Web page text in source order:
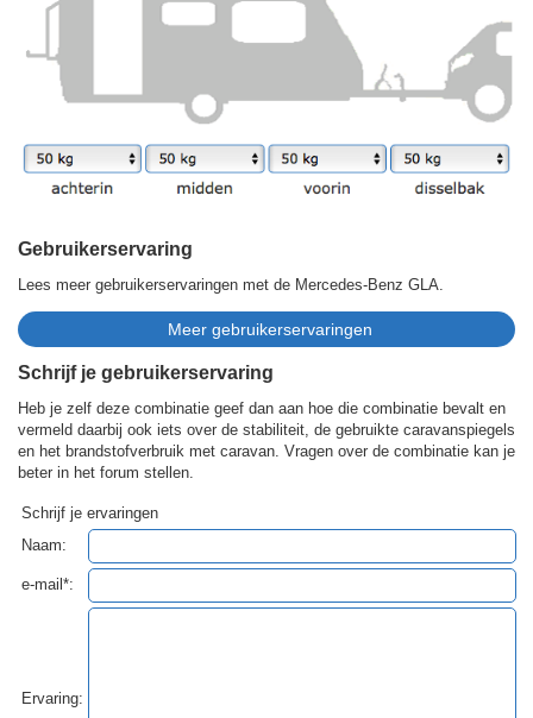
Gebruikerservaring
Lees meer gebruikerservaringen met de Mercedes-Benz GLA.
Schrijf je gebruikerservaring
Heb je zelf deze combinatie geef dan aan hoe die combinatie bevalt en
vermeld daarbij ook iets over de stabiliteit, de gebruikte caravanspiegels
en het brandstofverbruik met caravan. Vragen over de combinatie kan je
beter in het forum stellen.
Schrijf je ervaringen
Naam:
e-mail*:
Ervaring: